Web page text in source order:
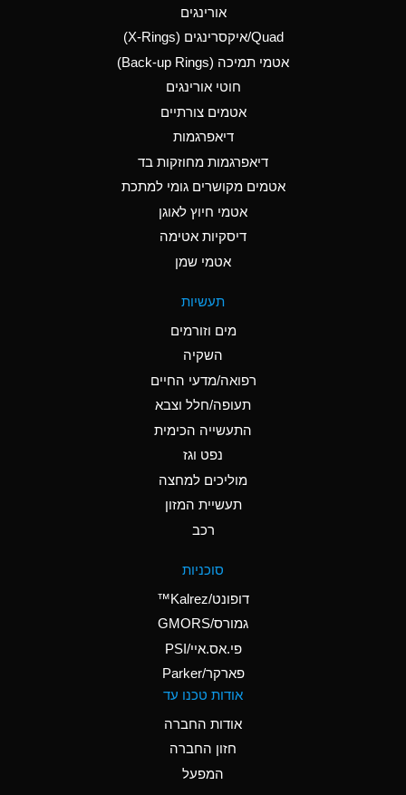
Aluminum Nitrate
(Aqueous)
Aluminum Phosphate
Ammonia Anhydrous
B
Ammonia Gas (cold)
A
Ammonia Gas (hot)
Ammonium Hydroxide
D
Ammonium Nitrate
Ammonium Nitrite
Ammonium Persulfate
Ammonium Phosphate
A
Ammonium Sulfate
A
Amyl Acetate (Banana
אורינגים
Quad/איקסרינגים (X-Rings)
אטמי תמיכה (Back-up Rings)
חוטי אורינגים
אטמים צורתיים
דיאפרגמות
דיאפרגמות מחוזקות בד
אטמים מקושרים גומי למתכת
אטמי חיוץ לאוגן
דיסקיות אטימה
אטמי שמן
תעשיות
מים וזורמים
השקיה
רפואה/מדעי החיים
תעופה/חלל וצבא
התעשייה הכימית
נפט וגז
מוליכים למחצה
תעשיית המזון
רכב
סוכניות
דופונט/Kalrez™
גמורס/GMORS
פי.אס.איי/PSI
פארקר/Parker
אודות טכנו עד
אודות החברה
חזון החברה
המפעל